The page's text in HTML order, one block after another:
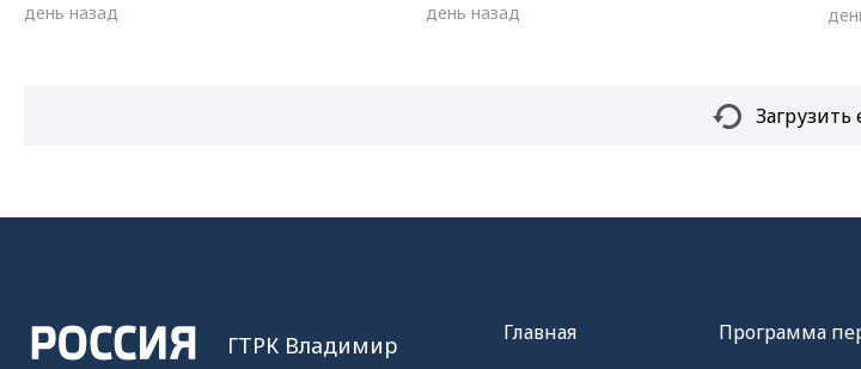
день назад день назад
ГТРК Владимир
Главная
Программа